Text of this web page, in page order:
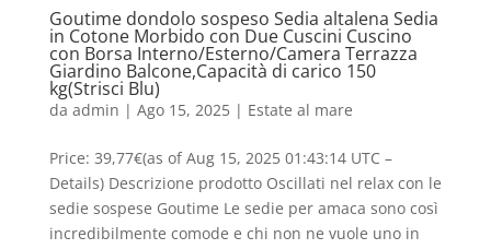
Goutime dondolo sospeso Sedia altalena Sedia
in Cotone Morbido con Due Cuscini Cuscino
con Borsa Interno/Esterno/Camera Terrazza
Giardino Balcone,Capacità di carico 150
kg(Strisci Blu)
da admin | Ago 15, 2025| Estate al mare
Price: 39,77€(as of Aug 15, 2025 01:43:14 UTC –
Details) Descrizione prodotto Oscillati nel relax con le
sedie sospese Goutime Le sedie per amaca sono così
incredibilmente comode e chi non ne vuole uno in